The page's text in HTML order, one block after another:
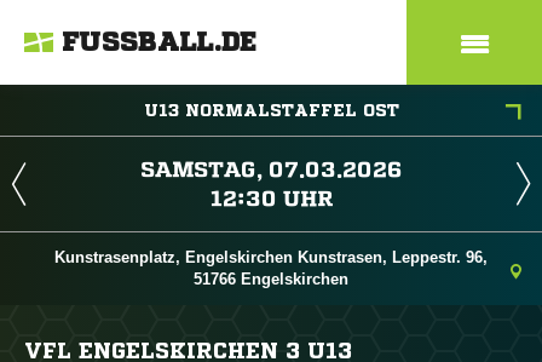
FUSSBALL.DE
U13 NORMALSTAFFEL OST
 
 
Kunstrasenplatz, Engelskirchen Kunstrasen, Leppestr. 96,
51766 Engelskirchen
VFL ENGELSKIRCHEN 3 U13